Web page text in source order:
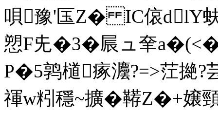
唄豫'匤Z� IC偯dlY
愬F兂�3�屒ュ羍
P�5鹑檤瘃灋?=>茳撧
禈w粌穩~擴�鞯Z�+嬢